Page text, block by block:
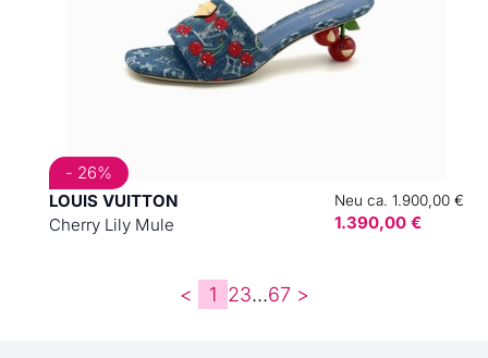
LOUIS VUITTON
Cherry Lily Mule
Neu ca. 1.900,00 €
1.390,00 €
- 26%
< 1 23...67>